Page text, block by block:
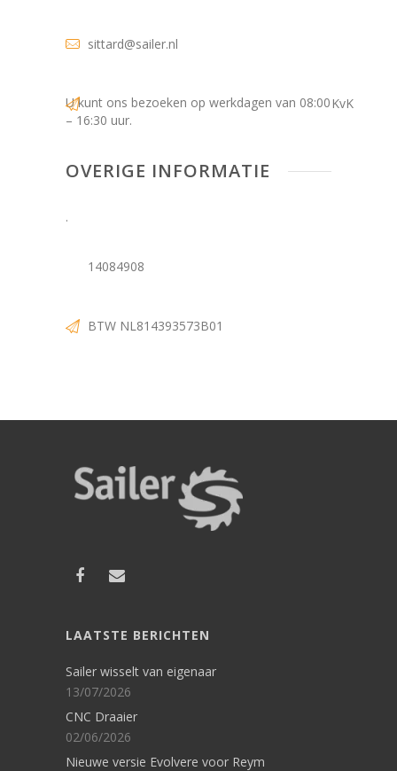
sittard@sailer.nl
U kunt ons bezoeken op werkdagen van 08:00
– 16:30 uur.
OVERIGE INFORMATIE
.
KvK
14084908
BTW NL814393573B01
LAATSTE BERICHTEN
Sailer wisselt van eigenaar
13/07/2026
CNC Draaier
02/06/2026
Nieuwe versie Evolvere voor Reym